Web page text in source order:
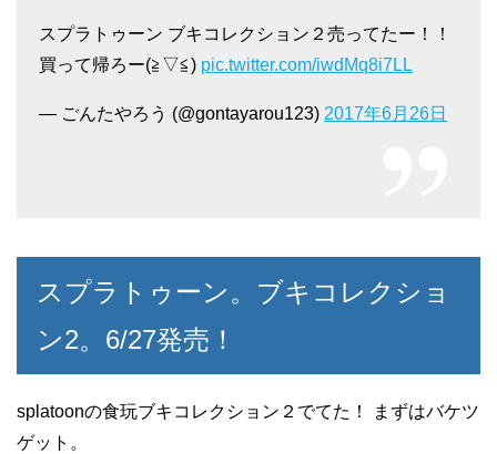
スプラトゥーン ブキコレクション２売ってたー！！
買って帰ろー(≧▽≦) pic.twitter.com/iwdMq8i7LL
— ごんたやろう (@gontayarou123) 2017年6月26日
スプラトゥーン。ブキコレクショ
ン2。6/27発売！
splatoonの食玩ブキコレクション２でてた！ まずはバケツ
ゲット。